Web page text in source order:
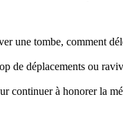
une tombe, comment
de déplacements ou
continuer à honorer la